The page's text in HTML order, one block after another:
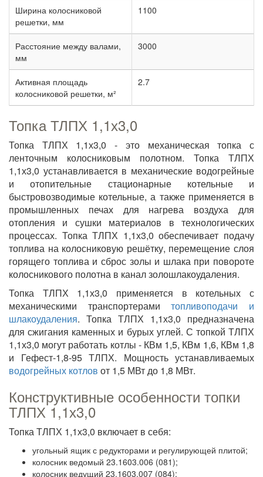
Ширина колосниковой
решетки, мм
1100
Расстояние между валами,
мм
3000
Активная площадь
колосниковой решетки, м²
2.7
Топка ТЛПХ 1,1х3,0
Топка ТЛПХ 1,1х3,0 - это механическая топка с
ленточным колосниковым полотном. Топка ТЛПХ
1,1х3,0 устанавливается в механические водогрейные
и отопительные стационарные котельные и
быстровозводимые котельные, а также применяется в
промышленных печах для нагрева воздуха для
отопления и сушки материалов в технологических
процессах. Топка ТЛПХ 1,1х3,0 обеспечивает подачу
топлива на колосниковую решётку, перемещение слоя
горящего топлива и сброс золы и шлака при повороте
колосникового полотна в канал золошлакоудаления.
Топка ТЛПХ 1,1х3,0 применяется в котельных с
механическими транспортерамитопливоподачи и
шлакоудаления. Топка ТЛПХ 1,1х3,0 предназначена
для сжигания каменных и бурых углей. С топкой ТЛПХ
1,1х3,0 могут работать котлы - КВм 1,5, КВм 1,6, КВм 1,8
и Гефест-1,8-95 ТЛПХ. Мощность устанавливаемых
водогрейных котлов от 1,5 МВт до 1,8 МВт.
Конструктивные особенности топки
ТЛПХ 1,1х3,0
Топка ТЛПХ 1,1х3,0 включает в себя:
угольный ящик с редукторами и регулирующей плитой;
колосник ведомый 23.1603.006 (081);
колосник ведущий 23.1603.007 (084);